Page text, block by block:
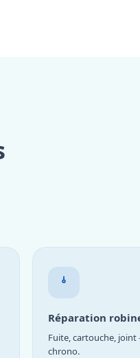
Réparation
Fuite, cartouche,
chrono.